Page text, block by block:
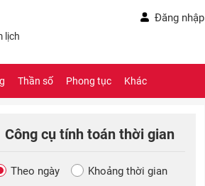
Đăng nhập
lịch
Thần số Phong tục Khác
Công cụ tính toán thời gian
Theo ngày Khoảng thời gian